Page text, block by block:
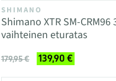
SHIMANO
Shimano XTR SM-CRM96
vaihteinen eturatas
179,95 € 139,90 €